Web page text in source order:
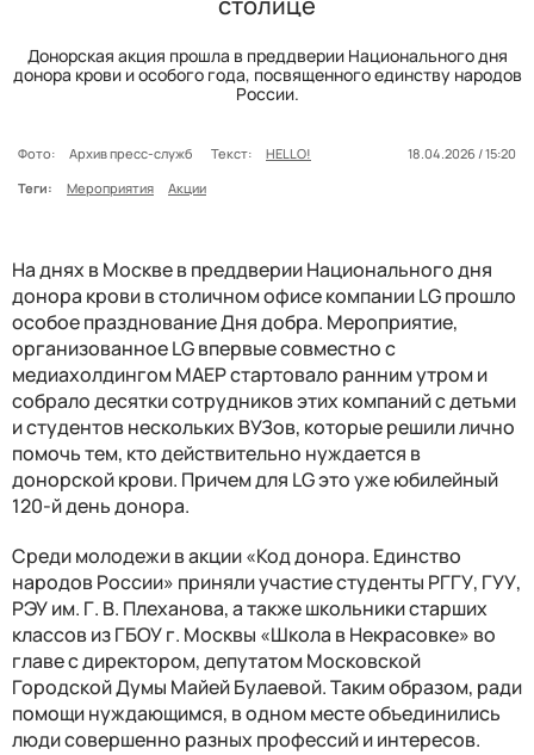
Донорская акция прошла в преддверии Национального дня
донора крови и особого года, посвященного единству народов
России.
Фото: Архив пресс-служб Текст: HELLO!
18.04.2026 / 15:20
Теги:
Мероприятия Акции
На днях в Москве в преддверии Национального дня
донора крови в столичном офисе компании LG прошло
особое празднование Дня добра. Мероприятие,
организованное LG впервые совместно с
медиахолдингом МАЕР стартовало ранним утром и
собрало десятки сотрудников этих компаний с детьми
и студентов нескольких ВУЗов, которые решили лично
помочь тем, кто действительно нуждается в
донорской крови. Причем для LG это уже юбилейный
120-й день донора.
Среди молодежи в акции «Код донора. Единство
народов России» приняли участие студенты РГГУ, ГУУ,
РЭУ им. Г. В. Плеханова, а также школьники старших
классов из ГБОУ г. Москвы «Школа в Некрасовке» во
главе с директором, депутатом Московской
Городской Думы Майей Булаевой. Таким образом, ради
помощи нуждающимся, в одном месте объединились
люди совершенно разных профессий и интересов.